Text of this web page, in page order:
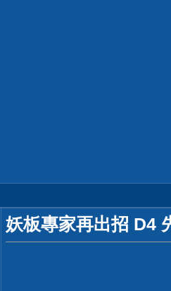
妖板專家再出招 D4